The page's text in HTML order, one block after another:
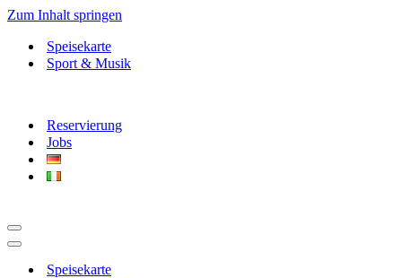
Zum Inhalt springen
Speisekarte
Sport & Musik
Reservierung
Jobs
Navigationsmenü
Navigationsmenü
Speisekarte